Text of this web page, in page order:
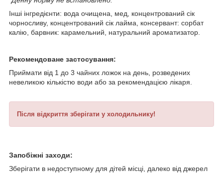
Інші інгредієнти: вода очищена, мед, концентрований сік
чорносливу, концентрований сік лайма, консервант: сорбат
калію, барвник: карамельний, натуральний ароматизатор.
Рекомендоване застосування:
Приймати від 1 до 3 чайних ложок на день, розведених
невеликою кількістю води або за рекомендацією лікаря.
Після відкриття зберігати у холодильнику!
Запобіжні заходи:
Зберігати в недоступному для дітей місці, далеко від джерел